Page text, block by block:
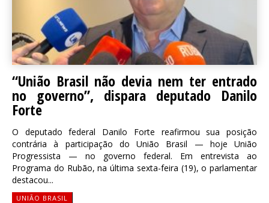
“União Brasil não devia nem ter entrado
no governo”, dispara deputado Danilo
Forte
O deputado federal Danilo Forte reafirmou sua posição
contrária à participação do União Brasil — hoje União
Progressista — no governo federal. Em entrevista ao
Programa do Rubão, na última sexta-feira (19), o parlamentar
destacou...
UNIÃO BRASIL